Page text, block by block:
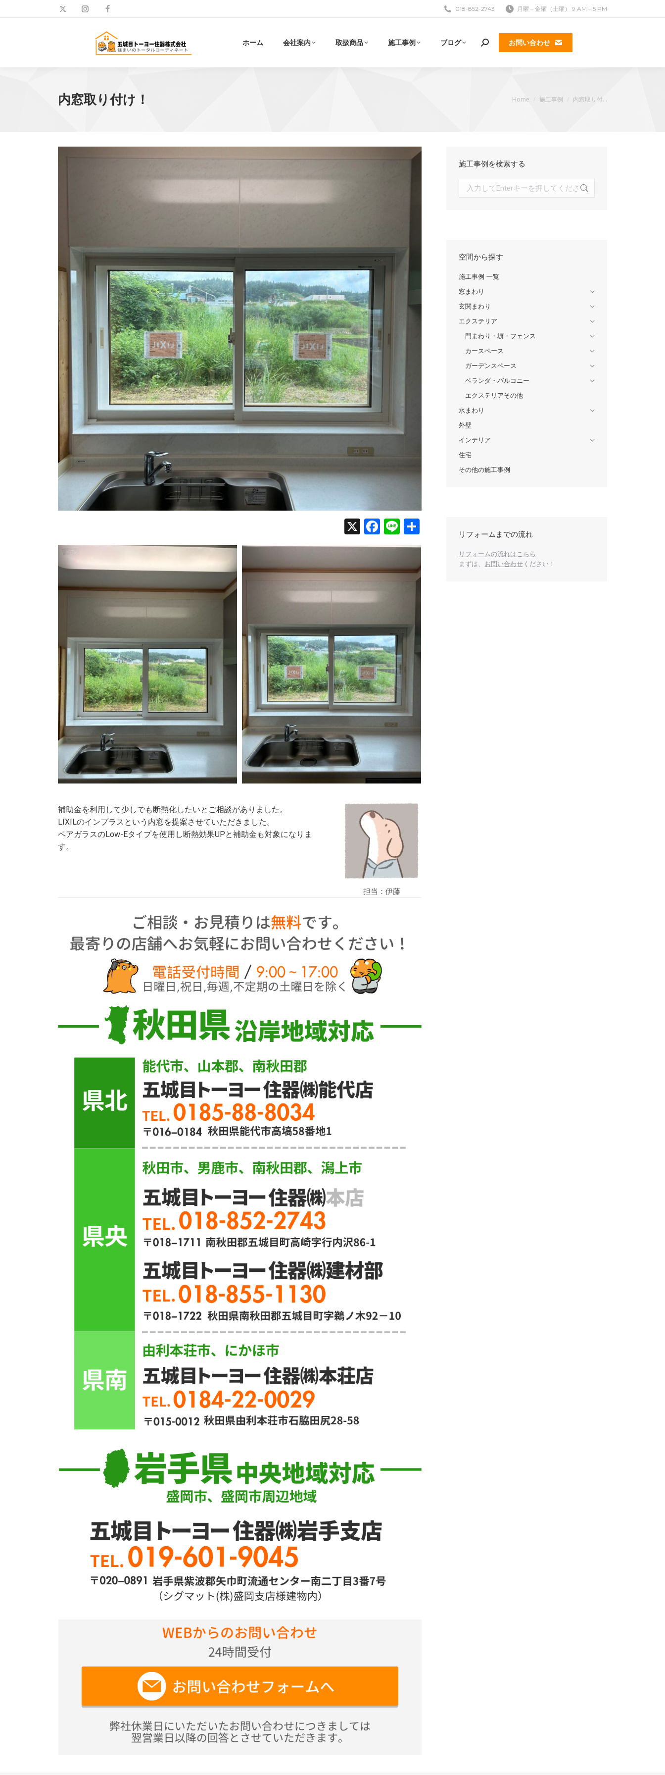
018-852-2743 月曜 – 金曜（土曜） 9 AM – 5 PM
ホーム 会社案内 取扱商品 施工事例 ブログ
検
お問い合わせ
内窓取り付け！ 現在地:
Home 施工事例 内窓取り付…
X Facebook
Line
有
補助金を利用して少しでも断熱化したいとご相談がありました。
LIXILのインプラスという内窓を提案させていただきました。
ペアガラスのLow-Eタイプを使用し断熱効果UPと補助金も対象になりま
す。
担当：伊藤
施工事例を検索する
空間から探す
施工事例 一覧
窓まわり
玄関まわり
エクステリア
門まわり・塀・フェンス
カースペース
ガーデンスペース
ベランダ・バルコニー
エクステリアその他
水まわり
外壁
インテリア
住宅
その他の施工事例
リフォームまでの流れ
リフォームの流れはこちら
まずは、 お問い合わせ ください！